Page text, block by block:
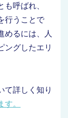
も呼ばれ、
行うことで
めるには、人
ングしたエリ
て詳しく知り
。